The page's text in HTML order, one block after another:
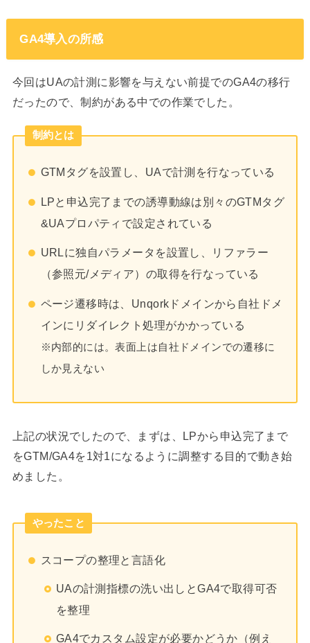
GA4導入の所感
今回はUAの計測に影響を与えない前提でのGA4の移行
だったので、制約がある中での作業でした。
制約とは
GTMタグを設置し、UAで計測を行なっている
LPと申込完了までの誘導動線は別々のGTMタグ
&UAプロパティで設定されている
URLに独自パラメータを設置し、リファラー
（参照元/メディア）の取得を行なっている
ページ遷移時は、Unqorkドメインから自社ドメ
インにリダイレクト処理がかかっている
※内部的には。表面上は自社ドメインでの遷移に
しか見えない
上記の状況でしたので、まずは、LPから申込完了まで
をGTM/GA4を1対1になるように調整する目的で動き始
めました。
やったこと
スコープの整理と言語化
UAの計測指標の洗い出しとGA4で取得可否
を整理
GA4でカスタム設定が必要かどうか（例え